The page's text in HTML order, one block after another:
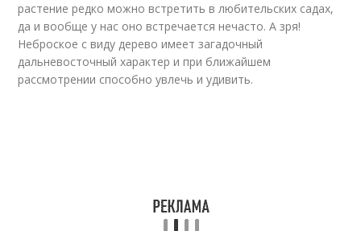
растение редко можно встретить в любительских садах,
да и вообще у нас оно встречается нечасто. А зря!
Неброское с виду дерево имеет загадочный
дальневосточный характер и при ближайшем
рассмотрении способно увлечь и удивить.